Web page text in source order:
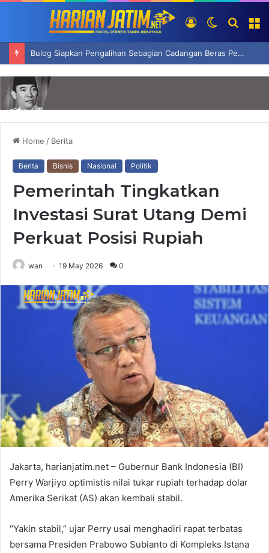
Search
for
Switch
skin
Log
In
Bulog Siapkan Pengalihan Sebagian Cadangan Beras Pemerintah Jadi Premium
Home / Berita
Berita Bisnis Nasional Politik
Pemerintah Tingkatkan
Investasi Surat Utang Demi
Perkuat Posisi Rupiah
wan 19 May 2026 0
Jakarta, harianjatim.net – Gubernur Bank Indonesia (BI)
Perry Warjiyo optimistis nilai tukar rupiah terhadap dolar
Amerika Serikat (AS) akan kembali stabil.
“Yakin stabil,” ujar Perry usai menghadiri rapat terbatas
bersama Presiden Prabowo Subianto di Kompleks Istana